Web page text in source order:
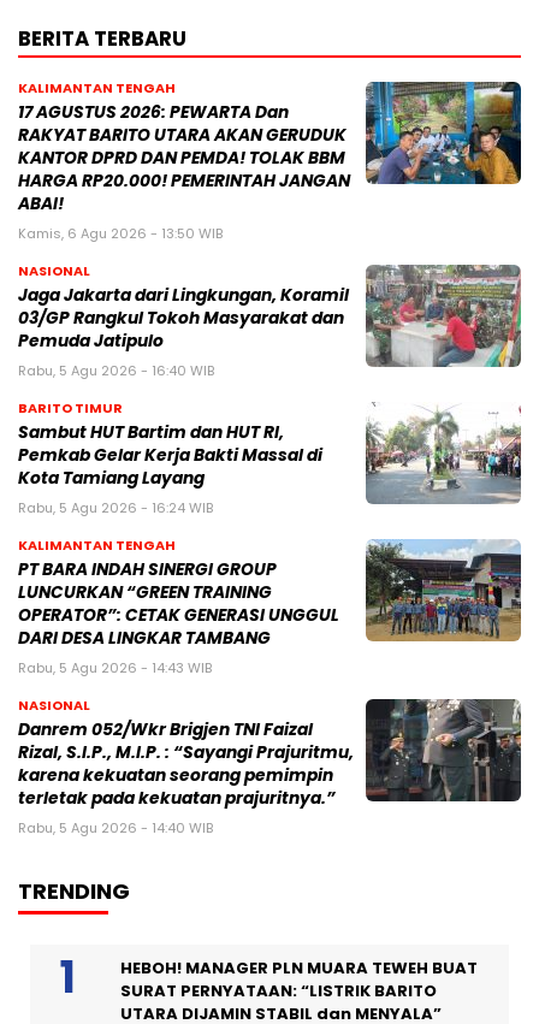
BERITA TERBARU
KALIMANTAN TENGAH
17 AGUSTUS 2026: PEWARTA Dan
RAKYAT BARITO UTARA AKAN GERUDUK
KANTOR DPRD DAN PEMDA! TOLAK BBM
HARGA RP20.000! PEMERINTAH JANGAN
ABAI!
Kamis, 6 Agu 2026 - 13:50 WIB
NASIONAL
Jaga Jakarta dari Lingkungan, Koramil
03/GP Rangkul Tokoh Masyarakat dan
Pemuda Jatipulo
Rabu, 5 Agu 2026 - 16:40 WIB
BARITO TIMUR
Sambut HUT Bartim dan HUT RI,
Pemkab Gelar Kerja Bakti Massal di
Kota Tamiang Layang
Rabu, 5 Agu 2026 - 16:24 WIB
KALIMANTAN TENGAH
PT BARA INDAH SINERGI GROUP
LUNCURKAN “GREEN TRAINING
OPERATOR”: CETAK GENERASI UNGGUL
DARI DESA LINGKAR TAMBANG
Rabu, 5 Agu 2026 - 14:43 WIB
NASIONAL
Danrem 052/Wkr Brigjen TNI Faizal
Rizal, S.I.P., M.I.P. : “Sayangi Prajuritmu,
karena kekuatan seorang pemimpin
terletak pada kekuatan prajuritnya.”
Rabu, 5 Agu 2026 - 14:40 WIB
TRENDING
HEBOH! MANAGER PLN MUARA TEWEH BUAT
SURAT PERNYATAAN: “LISTRIK BARITO
UTARA DIJAMIN STABIL dan MENYALA”